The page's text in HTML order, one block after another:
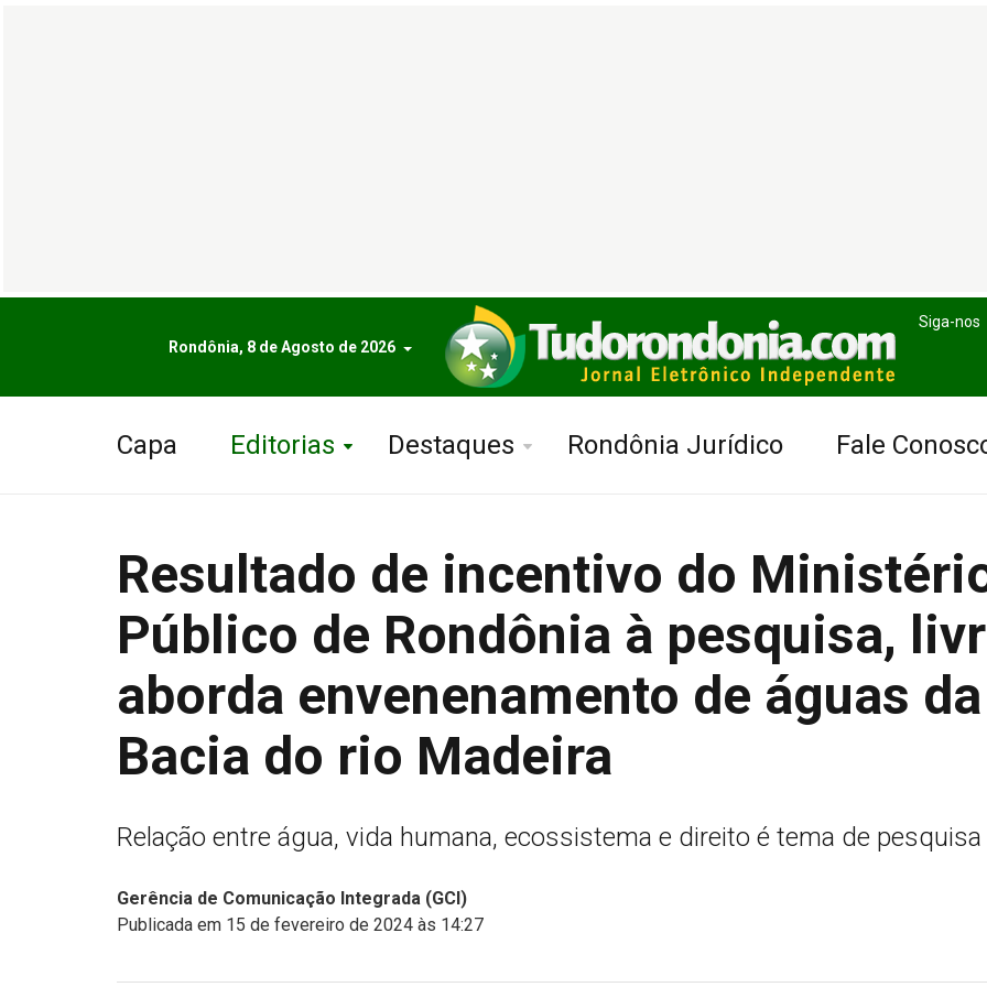
Rondônia, 8 de Agosto de 2026
Siga-nos
Capa Editorias Destaques Rondônia Jurídico Fale
Resultado de incentivo do
Público de Rondônia à pesquisa,
aborda envenenamento de águas da
Bacia do rio Madeira
Relação entre água, vida humana, ecossistema e direito é tema de pesquisa
Gerência de Comunicação Integrada (GCI)
Publicada em 15 de fevereiro de 2024 às 14:27